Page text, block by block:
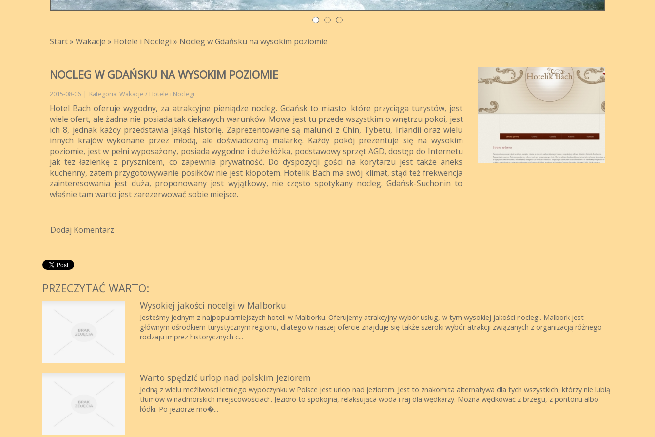
Start» Wakacje » Hotele i Noclegi » Nocleg w Gdańsku na wysokim poziomie
NOCLEG W GDAŃSKU NA WYSOKIM POZIOMIE
2015-08-06 | Kategoria: Wakacje / Hotele i Noclegi
Hotel Bach oferuje wygodny, za atrakcyjne pieniądze nocleg. Gdańsk to miasto, które przyciąga turystów, jest
wiele ofert, ale żadna nie posiada tak ciekawych warunków. Mowa jest tu przede wszystkim o wnętrzu pokoi, jest
ich 8, jednak każdy przedstawia jakąś historię. Zaprezentowane są malunki z Chin, Tybetu, Irlandii oraz wielu
innych krajów wykonane przez młodą, ale doświadczoną malarkę. Każdy pokój prezentuje się na wysokim
poziomie, jest w pełni wyposażony, posiada wygodne i duże łóżka, podstawowy sprzęt AGD, dostęp do Internetu
jak tez łazienkę z prysznicem, co zapewnia prywatność. Do dyspozycji gości na korytarzu jest także aneks
kuchenny, zatem przygotowywanie posiłków nie jest kłopotem. Hotelik Bach ma swój klimat, stąd też frekwencja
zainteresowania jest duża, proponowany jest wyjątkowy, nie często spotykany nocleg. Gdańsk-Suchonin to
właśnie tam warto jest zarezerwować sobie miejsce.
Dodaj Komentarz
PRZECZYTAĆ WARTO:
Wysokiej jakości nocelgi w Malborku
Jesteśmy jednym z najpopularniejszych hoteli w Malborku. Oferujemy atrakcyjny wybór usług, w tym wysokiej jakości noclegi. Malbork jest
głównym ośrodkiem turystycznym regionu, dlatego w naszej ofercie znajduje się także szeroki wybór atrakcji związanych z organizacją różnego
rodzaju imprez historycznych c...
Warto spędzić urlop nad polskim jeziorem
Jedną z wielu możliwości letniego wypoczynku w Polsce jest urlop nad jeziorem. Jest to znakomita alternatywa dla tych wszystkich, którzy nie lubią
tłumów w nadmorskich miejscowościach. Jezioro to spokojna, relaksująca woda i raj dla wędkarzy. Można wędkować z brzegu, z pontonu albo
łódki. Po jeziorze mo�...